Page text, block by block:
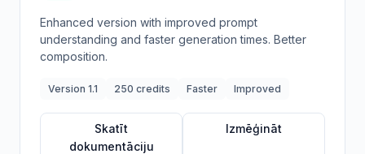
Enhanced version with improved prompt
understanding and faster generation times. Better
composition.
Version 1.1 250 credits Faster Improved
Skatīt
dokumentāciju
Izmēģināt